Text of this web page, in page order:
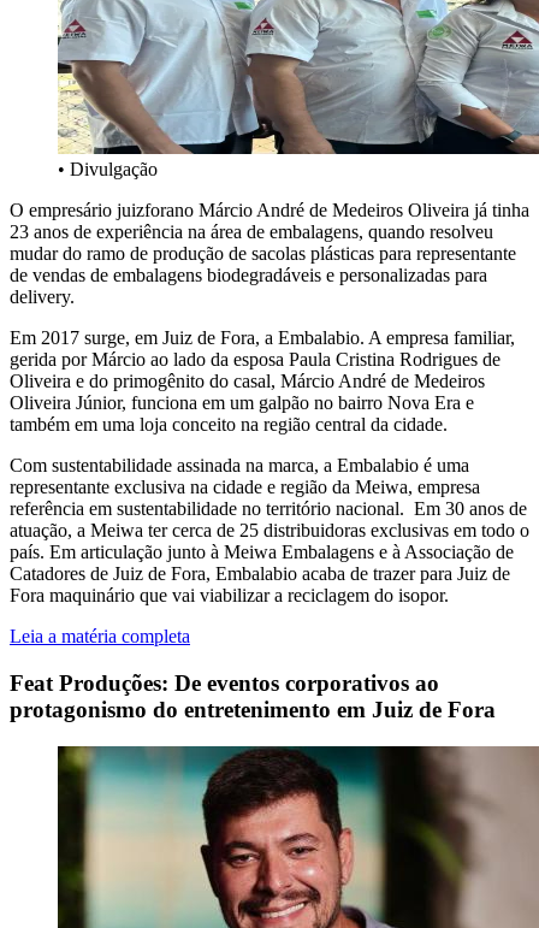
• Divulgação
O empresário juizforano Márcio André de Medeiros Oliveira já tinha
23 anos de experiência na área de embalagens, quando resolveu
mudar do ramo de produção de sacolas plásticas para representante
de vendas de embalagens biodegradáveis e personalizadas para
delivery.
Em 2017 surge, em Juiz de Fora, a Embalabio. A empresa familiar,
gerida por Márcio ao lado da esposa Paula Cristina Rodrigues de
Oliveira e do primogênito do casal, Márcio André de Medeiros
Oliveira Júnior, funciona em um galpão no bairro Nova Era e
também em uma loja conceito na região central da cidade.
Com sustentabilidade assinada na marca, a Embalabio é uma
representante exclusiva na cidade e região da Meiwa, empresa
referência em sustentabilidade no território nacional. Em 30 anos de
atuação, a Meiwa ter cerca de 25 distribuidoras exclusivas em todo o
país. Em articulação junto à Meiwa Embalagens e à Associação de
Catadores de Juiz de Fora, Embalabio acaba de trazer para Juiz de
Fora maquinário que vai viabilizar a reciclagem do isopor.
Leia a matéria completa
Feat Produções: De eventos corporativos ao
protagonismo do entretenimento em Juiz de Fora